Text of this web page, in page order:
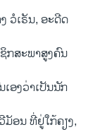
ວໍເຣັນ, ອະດີດ
ກສະພາສູງຄົນ
ອງວ່າເປັນນັກ
ອນ ທີ່ຢູ່ໃກ້ຄຽງ,